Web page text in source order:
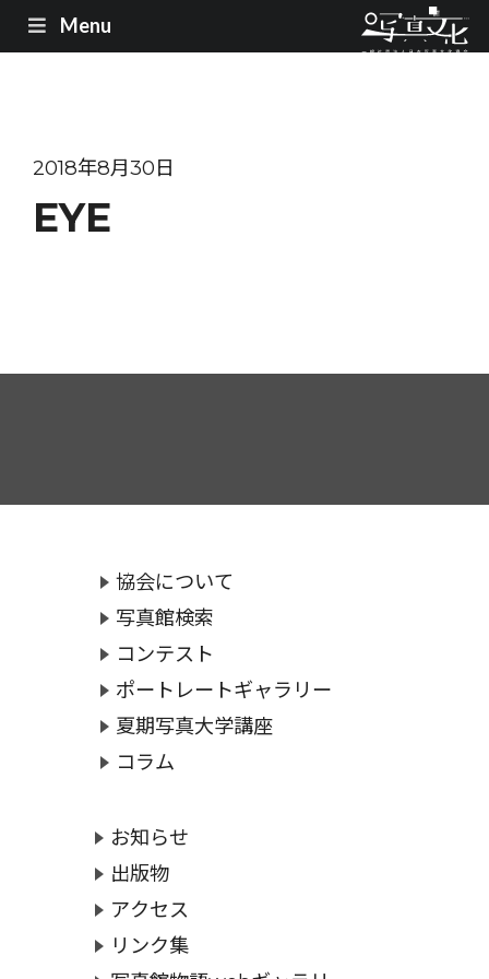
Menu
2018年8月30日
EYE
協会について
写真館検索
コンテスト
ポートレートギャラリー
夏期写真大学講座
コラム
お知らせ
出版物
アクセス
リンク集